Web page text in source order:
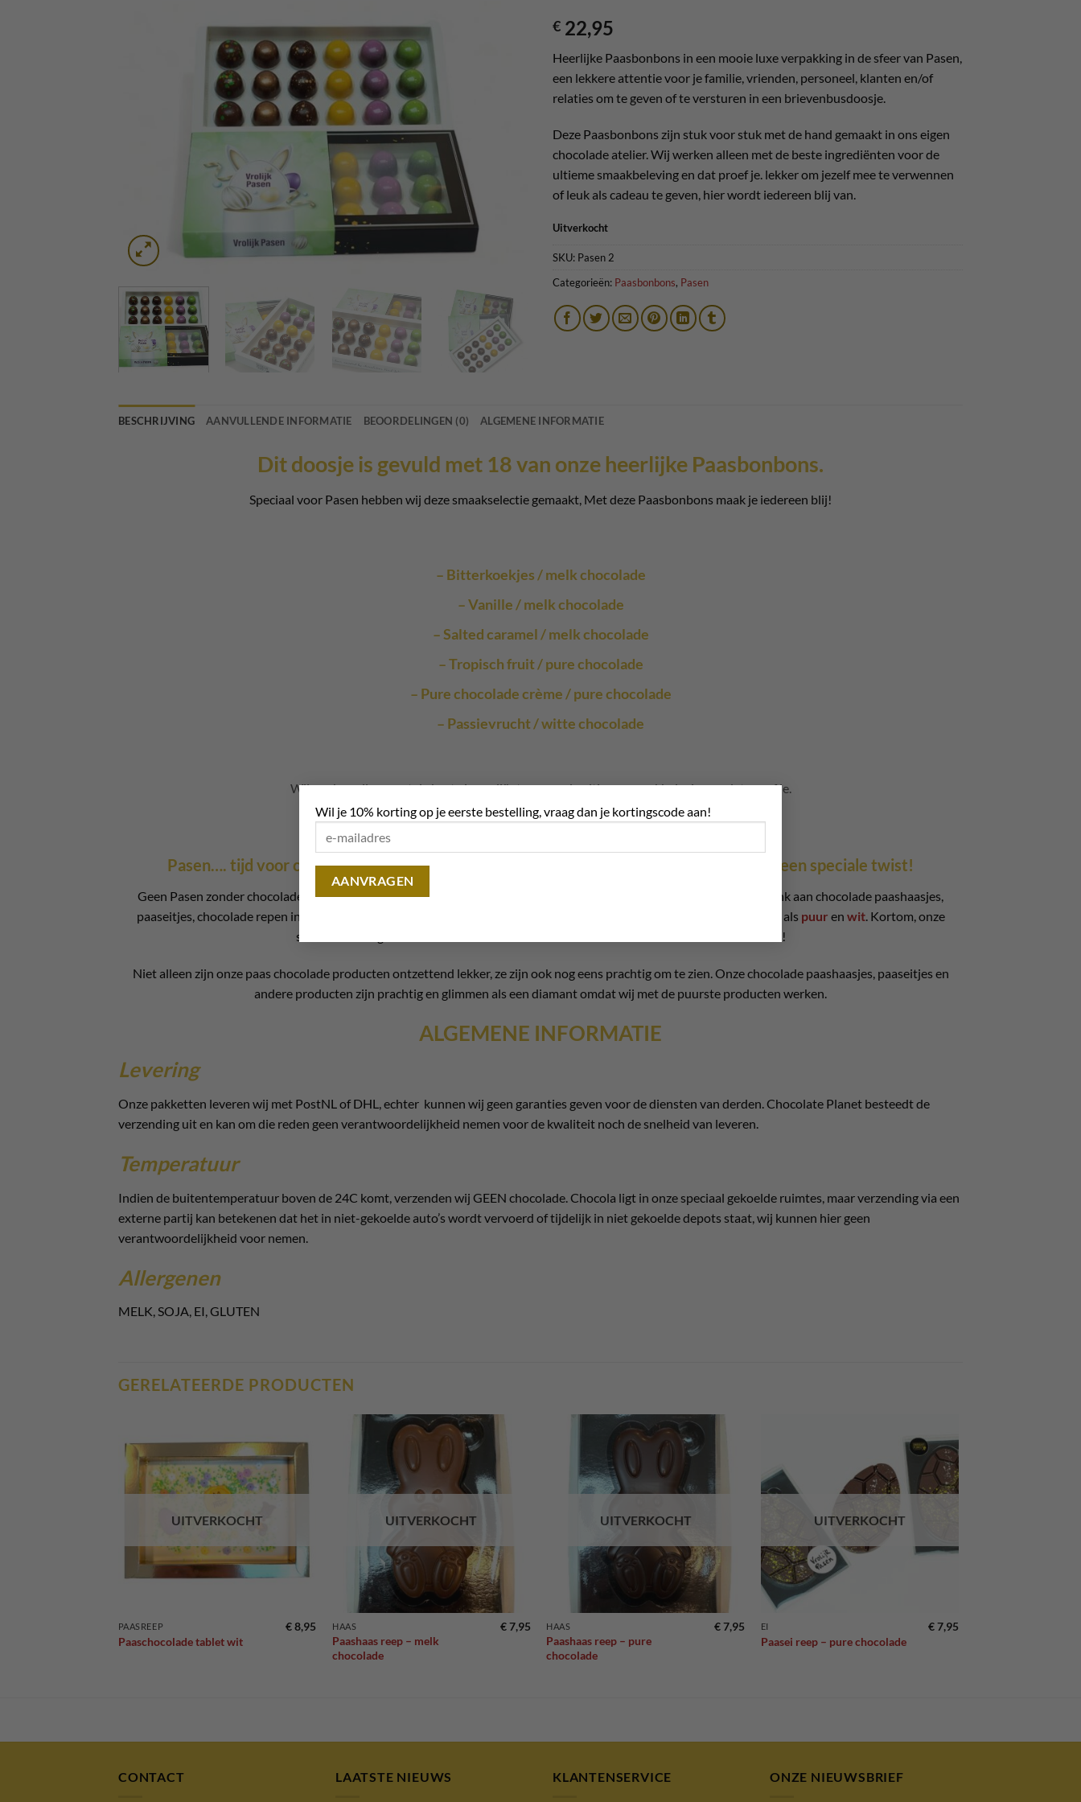
Wil je 10% korting op je eerste bestelling, vraag dan je kortingscode aan!
€ 22,95
Heerlijke Paasbonbons in een mooie luxe verpakking in de sfeer van Pasen,
een lekkere attentie voor je familie, vrienden, personeel, klanten en/of
relaties om te geven of te versturen in een brievenbusdoosje.
Deze Paasbonbons zijn stuk voor stuk met de hand gemaakt in ons eigen
chocolade atelier. Wij werken alleen met de beste ingrediënten voor de
ultieme smaakbeleving en dat proef je. lekker om jezelf mee te verwennen
of leuk als cadeau te geven, hier wordt iedereen blij van.
Uitverkocht
SKU: Pasen 2
Categorieën: Paasbonbons, Pasen
BESCHRIJVING AANVULLENDE INFORMATIE BEOORDELINGEN (0) ALGEMENE INFORMATIE
Dit doosje is gevuld met 18 van onze heerlijke Paasbonbons.
Speciaal voor Pasen hebben wij deze smaakselectie gemaakt, Met deze Paasbonbons maak je iedereen blij!
– Bitterkoekjes / melk chocolade
– Vanille / melk chocolade
– Salted caramel / melk chocolade
– Tropisch fruit / pure chocolade
– Pure chocolade crème / pure chocolade
– Passievrucht / witte chocolade
Wij werken alleen met de beste ingrediënten voor de ultieme smaakbeleving en dat proef je.
Pasen…. tijd voor chocolade eitjes en paashazen! Bij Chocolate Planet doen we dit met een speciale twist!
Geen Pasen zonder chocolade! BijChocolate Planethebben we een grote variatie aan paas chocolade producten. Denk aan chocolade paashaasjes,
paaseitjes, chocolade repen in de vorm van een ei, en nog veel meer. We hebben zowel producten met
, als puur en wit. Kortom, onze
selectie is zeer gevarieerd. Geniet dus met Pasen van de chocolade van
!
Niet alleen zijn onze paas chocolade producten ontzettend lekker, ze zijn ook nog eens prachtig om te zien. Onze chocolade paashaasjes, paaseitjes en
andere producten zijn prachtig en glimmen als een diamant omdat wij met de puurste producten werken.
ALGEMENE INFORMATIE
Levering
Onze pakketten leveren wij met PostNL of DHL, echter kunnen wij geen garanties geven voor de diensten van derden. Chocolate Planet besteedt de
verzending uit en kan om die reden geen verantwoordelijkheid nemen voor de kwaliteit noch de snelheid van leveren.
Temperatuur
Indien de buitentemperatuur boven de 24C komt, verzenden wij GEEN chocolade. Chocola ligt in onze speciaal gekoelde ruimtes, maar verzending via een
externe partij kan betekenen dat het in niet-gekoelde auto’s wordt vervoerd of tijdelijk in niet gekoelde depots staat, wij kunnen hier geen
verantwoordelijkheid voor nemen.
Allergenen
MELK, SOJA, EI, GLUTEN
GERELATEERDE PRODUCTEN
Toevoegen
aan
verlanglijst
UITVERKOCHT
PAASREEP
Paaschocolade tablet wit
€8,95
verlanglijst
UITVERKOCHT
HAAS
Paashaas reep – melk
chocolade
€7,95
Toevoegen
verlanglijst
UITVERKOCHT
HAAS
Paashaas reep – pure
chocolade
€7,95
Toevoegen
aan
verlanglijst
UITVERKOCHT
EI
Paasei reep – pure chocolade
€7,95
CONTACT LAATSTE NIEUWS KLANTENSERVICE ONZE NIEUWSBRIEF